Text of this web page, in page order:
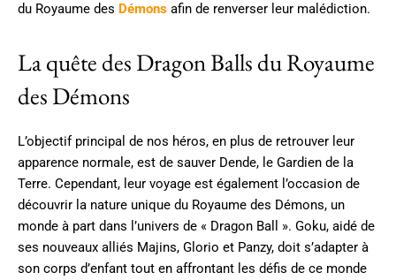
du Royaume des Démons afin de renverser leur malédiction.
La quête des Dragon Balls du Royaume
des Démons
L’objectif principal de nos héros, en plus de retrouver leur
apparence normale, est de sauver Dende, le Gardien de la
Terre. Cependant, leur voyage est également l’occasion de
découvrir la nature unique du Royaume des Démons, un
monde à part dans l’univers de « Dragon Ball ». Goku, aidé de
ses nouveaux alliés Majins, Glorio et Panzy, doit s’adapter à
son corps d’enfant tout en affrontant les défis de ce monde